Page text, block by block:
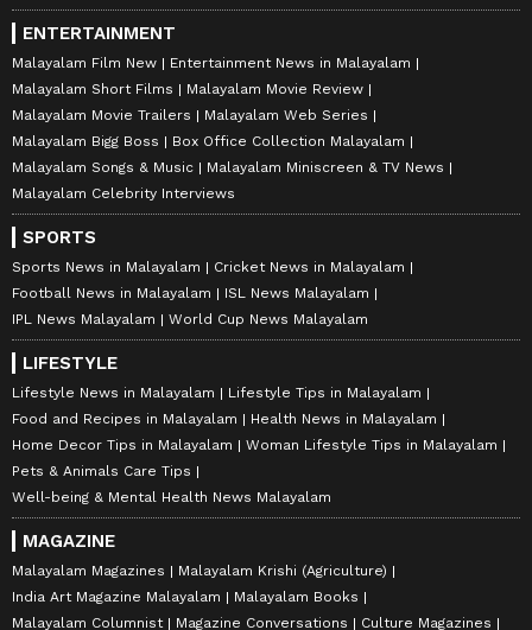
ENTERTAINMENT
Malayalam Film New
Entertainment News in Malayalam
Malayalam Short Films
Malayalam Movie Review
Malayalam Movie Trailers
Malayalam Web Series
Malayalam Bigg Boss
Box Office Collection Malayalam
Malayalam Songs & Music
Malayalam Miniscreen & TV News
Malayalam Celebrity Interviews
SPORTS
Sports News in Malayalam
Cricket News in Malayalam
Football News in Malayalam
ISL News Malayalam
IPL News Malayalam
World Cup News Malayalam
LIFESTYLE
Lifestyle News in Malayalam
Lifestyle Tips in Malayalam
Food and Recipes in Malayalam
Health News in Malayalam
Home Decor Tips in Malayalam
Woman Lifestyle Tips in Malayalam
Pets & Animals Care Tips
Well-being & Mental Health News Malayalam
MAGAZINE
Malayalam Magazines
Malayalam Krishi (Agriculture)
India Art Magazine Malayalam
Malayalam Books
Malayalam Columnist
Magazine Conversations
Culture Magazines